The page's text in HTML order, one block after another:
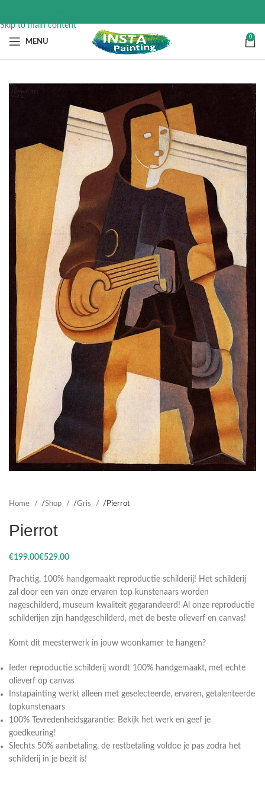
Skip to main content
MENU
0
Home Shop Gris Pierrot
Pierrot
€ €
Prachtig, 100% handgemaakt reproductie schilderij! Het schilderij
zal door een van onze ervaren top kunstenaars worden
nageschilderd, museum kwaliteit gegarandeerd! Al onze reproductie
schilderijen zijn handgeschilderd, met de beste olieverf en canvas!
Komt dit meesterwerk in jouw woonkamer te hangen?
Ieder reproductie schilderij wordt 100% handgemaakt, met echte
olieverf op canvas
Instapainting werkt alleen met geselecteerde, ervaren, getalenteerde
topkunstenaars
100% Tevredenheidsgarantie: Bekijk het werk en geef je
goedkeuring!
Slechts 50% aanbetaling, de restbetaling voldoe je pas zodra het
schilderij in je bezit is!